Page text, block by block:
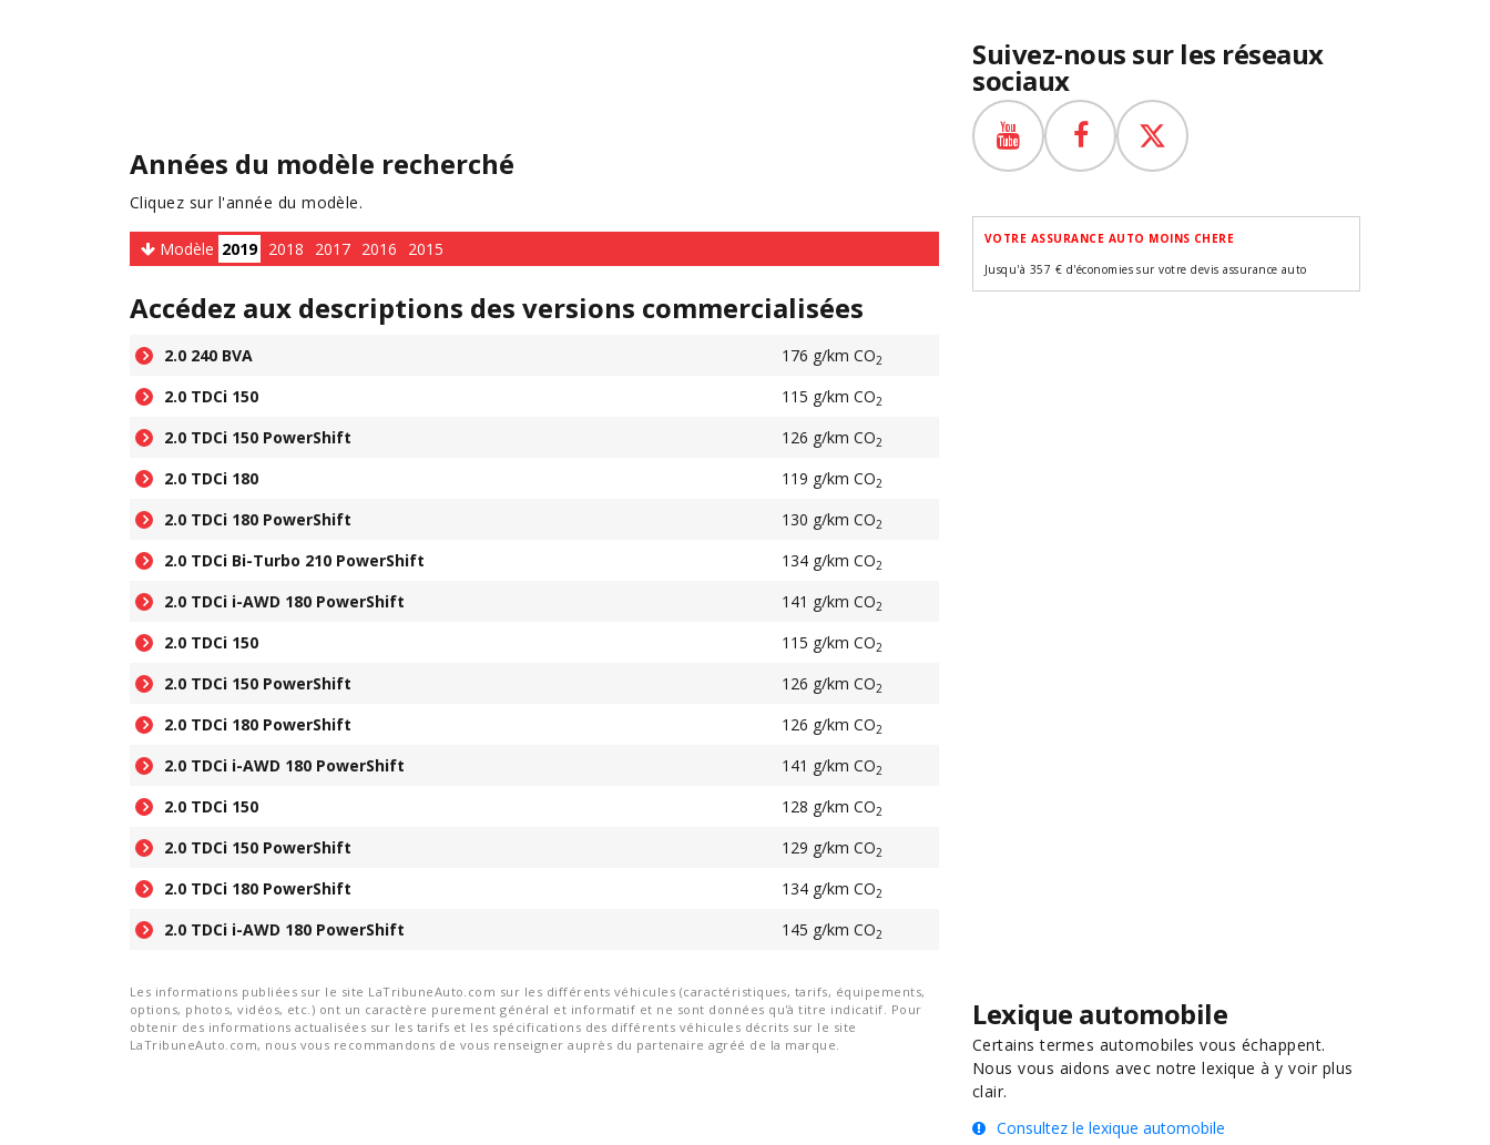
Années du modèle recherché
Cliquez sur l'année du modèle.
Modèle 2019 2018 2017 2016 2015
Accédez aux descriptions des versions commercialisées
2.0 240 BVA 176 g/km CO2
2.0 TDCi 150 115 g/km CO2
2.0 TDCi 150 PowerShift 126 g/km CO2
2.0 TDCi 180 119 g/km CO2
2.0 TDCi 180 PowerShift 130 g/km CO2
2.0 TDCi Bi-Turbo 210 PowerShift 134 g/km CO2
2.0 TDCi i-AWD 180 PowerShift 141 g/km CO2
2.0 TDCi 150 115 g/km CO2
2.0 TDCi 150 PowerShift 126 g/km CO2
2.0 TDCi 180 PowerShift 126 g/km CO2
2.0 TDCi i-AWD 180 PowerShift 141 g/km CO2
2.0 TDCi 150 128 g/km CO2
2.0 TDCi 150 PowerShift 129 g/km CO2
2.0 TDCi 180 PowerShift 134 g/km CO2
2.0 TDCi i-AWD 180 PowerShift 145 g/km CO2
Les informations publiées sur le site LaTribuneAuto.com sur les différents véhicules (caractéristiques, tarifs, équipements,
options, photos, vidéos, etc.) ont un caractère purement général et informatif et ne sont données qu'à titre indicatif. Pour
obtenir des informations actualisées sur les tarifs et les spécifications des différents véhicules décrits sur le site
LaTribuneAuto.com, nous vous recommandons de vous renseigner auprès du partenaire agréé de la marque.
Suivez-nous sur les réseaux
sociaux
VOTRE ASSURANCE AUTO MOINS CHERE
Jusqu'à 357 € d'économies sur votre devis assurance auto
Lexique automobile
Certains termes automobiles vous échappent.
Nous vous aidons avec notre lexique à y voir plus
clair.
Consultez le lexique automobile